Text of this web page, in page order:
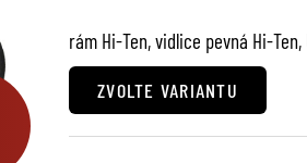
hvězdiček.
rám Hi-Ten, vidlice pevná Hi-
ZVOLTE VARIANTU